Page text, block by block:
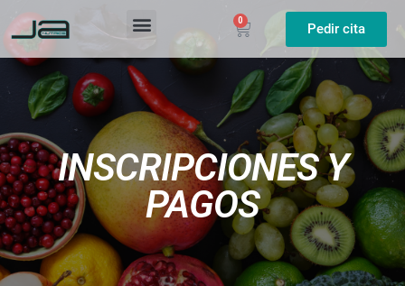
0 Pedir cita
INSCRIPCIONES Y
PAGOS